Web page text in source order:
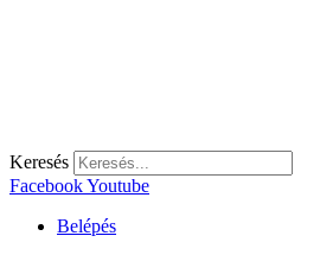
Keresés
FacebookYoutube
Belépés